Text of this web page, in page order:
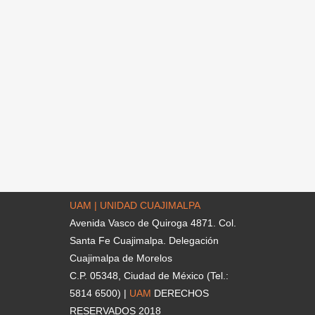
UAM | UNIDAD CUAJIMALPA
Avenida Vasco de Quiroga 4871. Col.
Santa Fe Cuajimalpa. Delegación
Cuajimalpa de Morelos
C.P. 05348, Ciudad de México (Tel.:
5814 6500) | UAM DERECHOS
RESERVADOS 2018